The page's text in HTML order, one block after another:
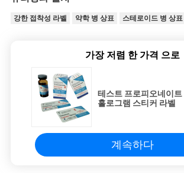
강한 접착성 라벨 약학 병 상표 스테로이드 병 상표
가장 저렴 한 가격 으로
테스트 프로피오네이트
홀로그램 스티커 라벨
계속하다